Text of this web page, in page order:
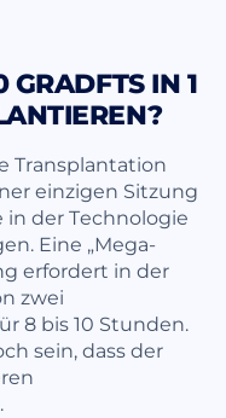
GRADFTS IN 1
Transplantation
einzigen Sitzung
der Technologie
Eine „Mega-
erfordert in der
zwei
8 bis 10 Stunden.
sein, dass der